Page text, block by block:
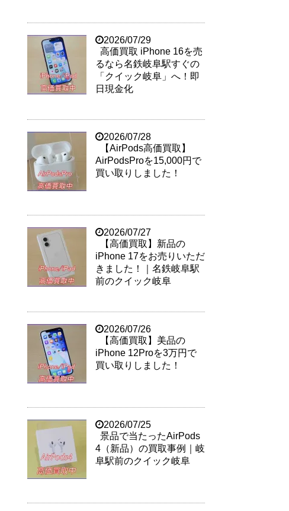
2026/07/29
高価買取 iPhone 16を売
るなら名鉄岐阜駅すぐの
「クイック岐阜」へ！即
日現金化
2026/07/28
【AirPods高価買取】
AirPodsProを15,000円で
買い取りしました！
2026/07/27
【高価買取】新品の
iPhone 17をお売りいただ
きました！｜名鉄岐阜駅
前のクイック岐阜
2026/07/26
【高価買取】美品の
iPhone 12Proを3万円で
買い取りしました！
2026/07/25
景品で当たったAirPods
4（新品）の買取事例｜岐
阜駅前のクイック岐阜